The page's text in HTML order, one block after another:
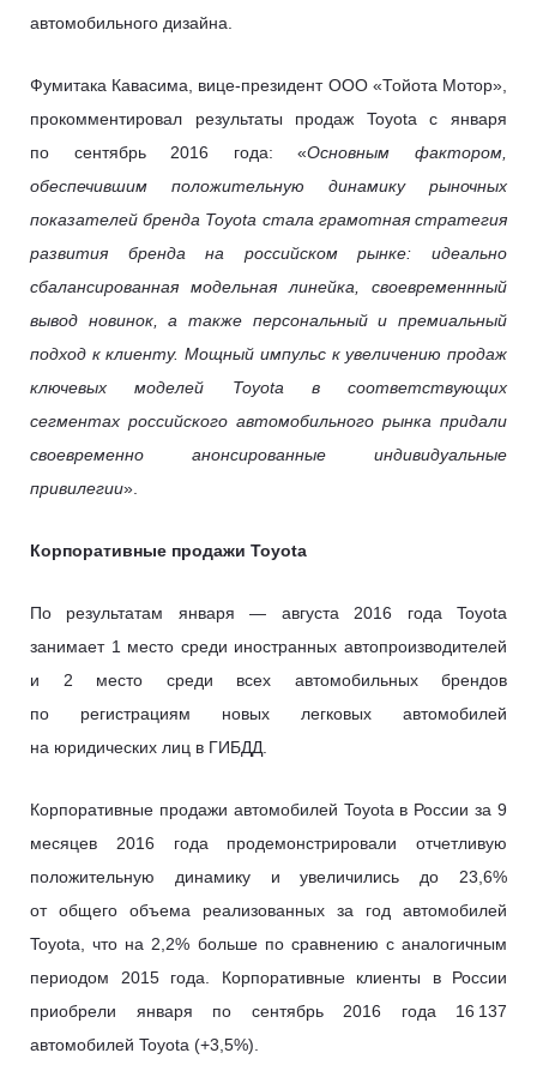
автомобильного дизайна.
Фумитака Кавасима, вице-президент ООО «Тойота Мотор»,
прокомментировал результаты продаж Toyota с января
по сентябрь 2016 года: «Основным фактором,
обеспечившим положительную динамику рыночных
показателей бренда Toyota стала грамотная стратегия
развития бренда на российском рынке: идеально
сбалансированная модельная линейка, своевременнный
вывод новинок, а также персональный и премиальный
подход к клиенту. Мощный импульс к увеличению продаж
ключевых моделей Toyota в соответствующих
сегментах российского автомобильного рынка придали
своевременно анонсированные индивидуальные
привилегии».
Корпоративные продажи Toyota
По результатам января — августа 2016 года Toyota
занимает 1 место среди иностранных автопроизводителей
и 2 место среди всех автомобильных брендов
по регистрациям новых легковых автомобилей
на юридических лиц в ГИБДД.
Корпоративные продажи автомобилей Toyota в России за 9
месяцев 2016 года продемонстрировали отчетливую
положительную динамику и увеличились до 23,6%
от общего объема реализованных за год автомобилей
Toyota, что на 2,2% больше по сравнению с аналогичным
периодом 2015 года. Корпоративные клиенты в России
приобрели января по сентябрь 2016 года 16 137
автомобилей Toyota (+3,5%).